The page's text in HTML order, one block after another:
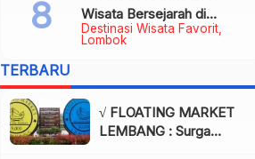
Destinasi Wisata Favorit
Lombok
Wisata Bersejarah di
Lombok yang Memukau
TERBARU
√ FLOATING MARKET
LEMBANG : Surga